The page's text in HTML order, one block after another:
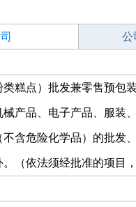
公
糕点）批发兼零售预包
产品、电子产品、服装
含危险化学品）的批发
（依法须经批准的项目